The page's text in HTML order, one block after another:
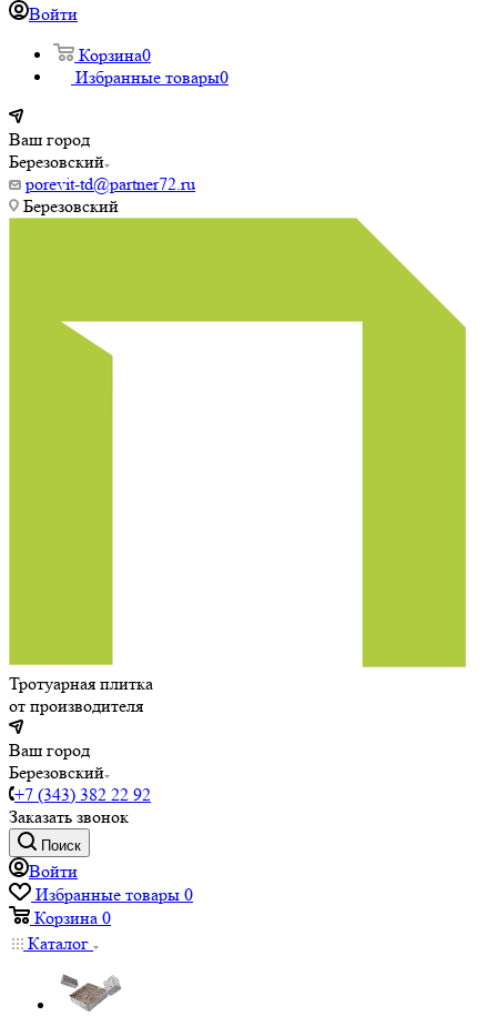
Войти
Корзина0
Избранные товары0
Ваш город
Березовский
porevit-td@partner72.ru
Березовский
Тротуарная плитка
от производителя
Ваш город
Березовский
+7 (343) 382 22 92
Заказать звонок
Поиск
Войти
Избранные товары 0
Корзина 0
Каталог